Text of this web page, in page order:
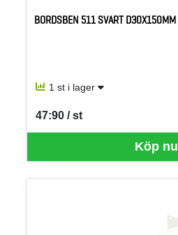
BORDSBEN 511 SVART D30X150MM
1 st i lager
Köp nu
47:90 / st
SEK per ST